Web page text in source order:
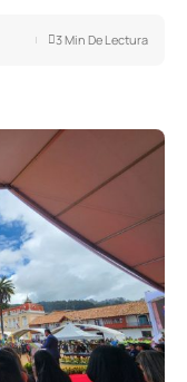
3 Min De Lectura